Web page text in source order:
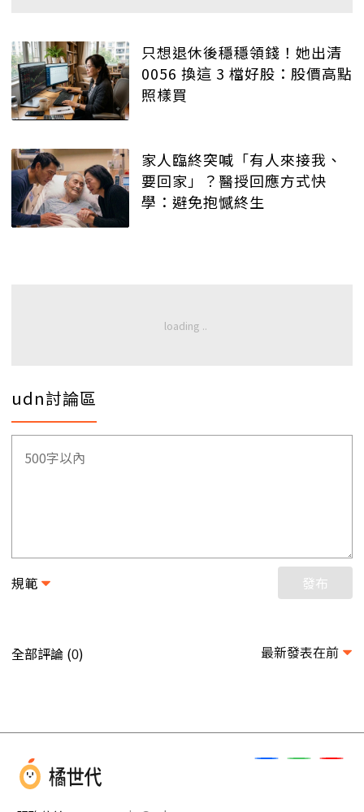
只想退休後穩穩領錢！她出清
0056 換這 3 檔好股：股價高點
照樣買
家人臨終突喊「有人來接我、
要回家」？醫授回應方式快
學：避免抱憾終生
udn討論區
規範 發布
全部評論 (0) 最新發表在前